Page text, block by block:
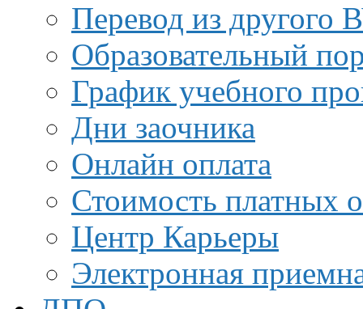
Перевод из другого
Образовательный
График учебного
Дни заочника
Онлайн оплата
Стоимость платных
Центр Карьеры
Электронная